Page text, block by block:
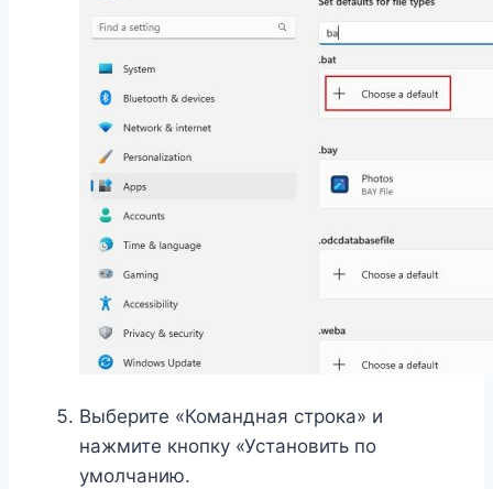
Выберите «Командная строка» и
нажмите кнопку «Установить по
умолчанию.